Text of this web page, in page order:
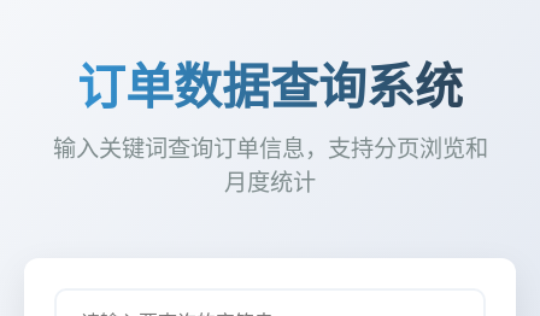
订单数据查询系统
输入关键词查询订单信息，支持分页浏览和
月度统计